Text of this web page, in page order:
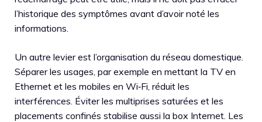
l’historique des symptômes avant d’avoir noté les
informations.
Un autre levier est l’organisation du réseau domestique.
Séparer les usages, par exemple en mettant la TV en
Ethernet et les mobiles en Wi‑Fi, réduit les
interférences. Éviter les multiprises saturées et les
placements confinés stabilise aussi la box Internet. Les